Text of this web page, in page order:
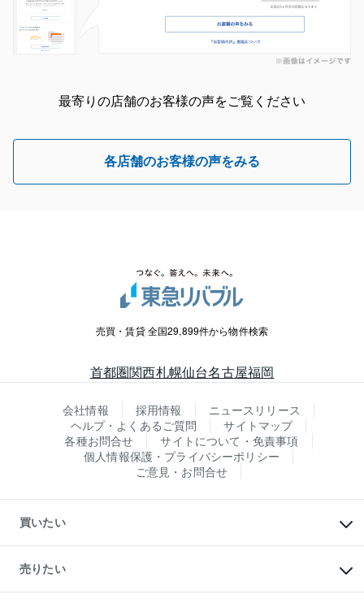
最寄りの店舗のお客様の声をご覧ください
各店舗のお客様の声をみる
売買・賃貸 全国29,899件から物件検索
首都圏関西札幌仙台名古屋福岡
会社情報 採用情報
ニュースリリース
ヘルプ・よくあるご質問
サイトマップ
各種お問合せ
サイトについて・免責事項
個人情報保護・プライバシーポリシー
ご意見・お問合せ
買いたい
新築・分譲マンションの購入
中古マンションの購入
一戸建ての購入
売りたい